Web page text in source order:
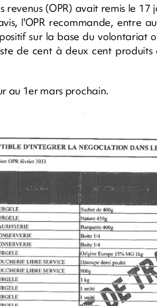
(OPR) avait remis le 17
l'OPR recommande, entre
sur la base du volontariat
de cent à deux cent produits
au 1er mars prochain.